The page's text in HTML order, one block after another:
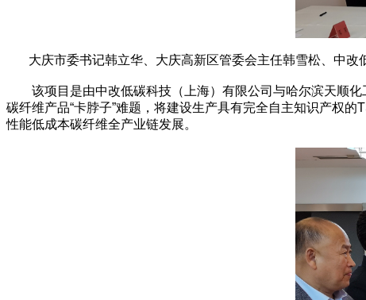
大庆市委书记韩立华、大庆高新区管委会主任韩雪松、中改
该项目是由中改低碳科技（上海）有限公司与哈尔滨天顺化
碳纤维产品“卡脖子”难题，将建设生产具有完全自主知识产权
性能低成本碳纤维全产业链发展。